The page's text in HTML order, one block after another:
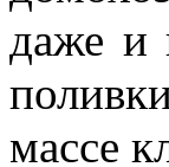
даже и
массе